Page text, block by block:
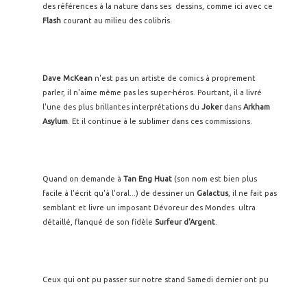
des références à la nature dans ses dessins, comme ici avec ce
Flash courant au milieu des colibris.
Dave McKean n'est pas un artiste de comics à proprement
parler, il n'aime même pas les super-héros. Pourtant, il a livré
l'une des plus brillantes interprétations du Jokerdans Arkham
Asylum . Et il continue à le sublimer dans ces commissions.
Quand on demande à Tan Eng Huat (son nom est bien plus
facile à l'écrit qu'à l'oral...) de dessiner un Galactus, il ne fait pas
semblant et livre un imposant Dévoreur des Mondes ultra
détaillé, flanqué de son fidèle Surfeur d'Argent
Ceux qui ont pu passer sur notre stand Samedi dernier ont pu